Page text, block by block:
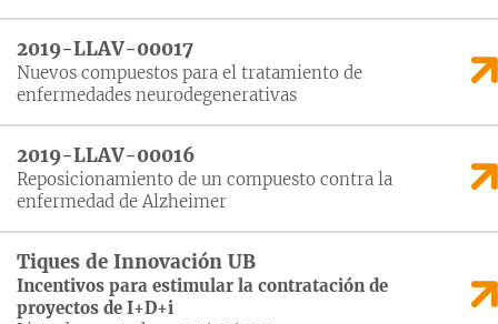
2019-LLAV-00017
Nuevos compuestos para el tratamiento de
enfermedades neurodegenerativas
2019-LLAV-00016
Reposicionamiento de un compuesto contra la
enfermedad de Alzheimer
Tiques de Innovación UB
Incentivos para estimular la contratación de
proyectos de I+D+i